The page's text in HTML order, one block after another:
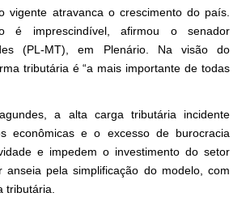
vigente atravanca o crescimento do país.
é imprescindível, afirmou o senador
(PL-MT), em Plenário. Na visão do
tributária é “a mais importante de todas
a alta carga tributária incidente
econômicas e o excesso de burocracia
e impedem o investimento do setor
anseia pela simplificação do modelo, com
tributária.